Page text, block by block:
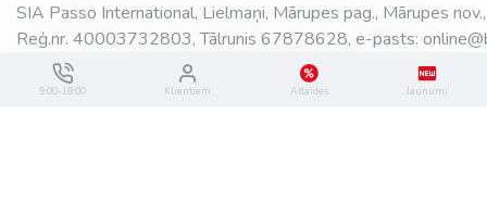
SIA Passo International, Lielmaņi, Mārupes pag., Mārupes
Reģ.nr. 40003732803, Tālrunis 67878628, e-pasts:
9:00-18:00 Klientiem Atlaides Jaunumi